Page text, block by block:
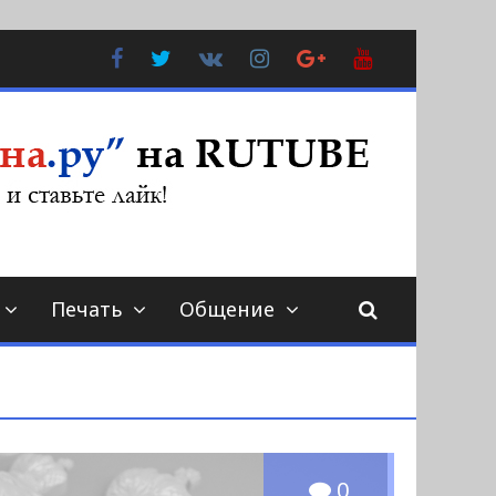
FacebookTwitter
Контакте
Instagram
Google
Plus
Печать Общение
0